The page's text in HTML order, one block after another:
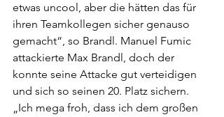
etwas uncool, aber die hätten das für
ihren Teamkollegen sicher genauso
gemacht“, so Brandl. Manuel Fumic
attackierte Max Brandl, doch der
konnte seine Attacke gut verteidigen
und sich so seinen 20. Platz sichern.
„Ich mega froh, dass ich dem großen